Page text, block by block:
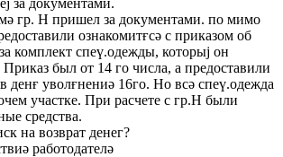
за документами.
гр. Н пришел за документами. по мимо
ознакомитғсә с приказом об
комплект спеү.одежды, которыј он
был от 14 го числа, а предоставили
денғ уволғнениә 16го. Но всә спеү.одежда
участке. При расчете с гр.Н были
средства.
на возврат денег?
работодателә